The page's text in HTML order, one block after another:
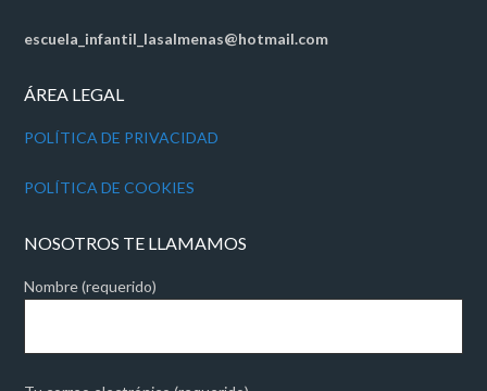
escuela_infantil_lasalmenas@hotmail.com
ÁREA LEGAL
POLÍTICA DE PRIVACIDAD
POLÍTICA DE COOKIES
NOSOTROS TE LLAMAMOS
Nombre (requerido)